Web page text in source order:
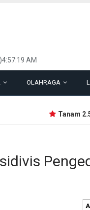
AM
OLAHRAGA
Tanam